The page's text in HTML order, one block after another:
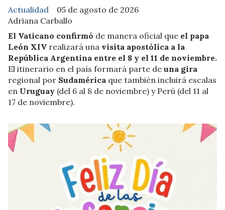
Adriana Carballo
Actualidad 05 de agosto de 2026
El Vaticano confirmó de manera oficial que el papa
León XIV realizará una visita apostólica a la
República Argentina entre el 8 y el 11 de noviembre.
El itinerario en el país formará parte de una gira
regional por Sudamérica que también incluirá escalas
en Uruguay (del 6 al 8 de noviembre) y Perú (del 11 al
17 de noviembre).